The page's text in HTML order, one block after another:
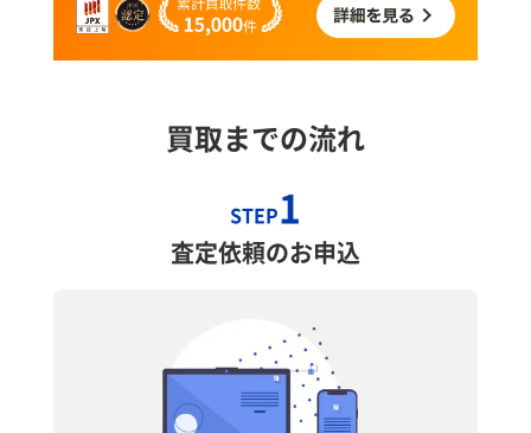
買取までの流れ
STEP1
査定依頼のお申込